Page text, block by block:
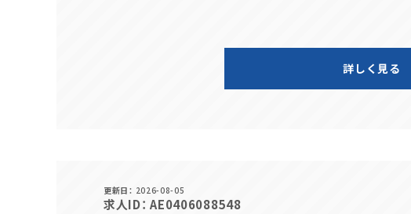
詳しく見る
更新日 2026-08-05
求人ID AE0406088548